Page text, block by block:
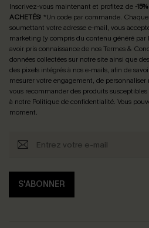
Inscrivez-vous maintenant et profitez de -
ACHETÉS! *Un code par commande.
soumettant votre adresse e-mail, vous
marketing (y compris du contenu généré par
avoir pris connaissance de nosTermes &
données collectées sur notre site ainsi que
des pixels intégrés à nos e-mails, afin de
mesurer votre engagement, de personnaliser
vous recommander des produits
à notre Politique de confidentialité. Vous
moment.
S'ABONNER